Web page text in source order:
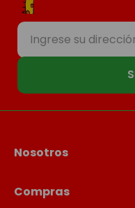
Nosotros
Compras